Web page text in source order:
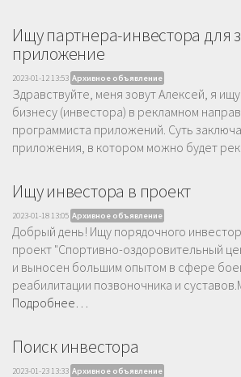
Ищу партнера-инвестора для
приложение
2023-01-12 13:53 Архивное объявление
Здравствуйте, меня зовут Алексей, я
бизнесу (инвестора) в рекламном
программиста приложений. Суть
приложения, в котором можно будет рек...
Ищу инвестора в проект
2023-01-18 13:05 Архивное объявление
Добрый день! Ищу порядочного
проект "Спортивно-оздоровительный
и выносен большим опытом в сфере
реабилитации позвоночника и
Подробнее…
Поиск инвестора
2023-01-23 13:33 Архивное объявление